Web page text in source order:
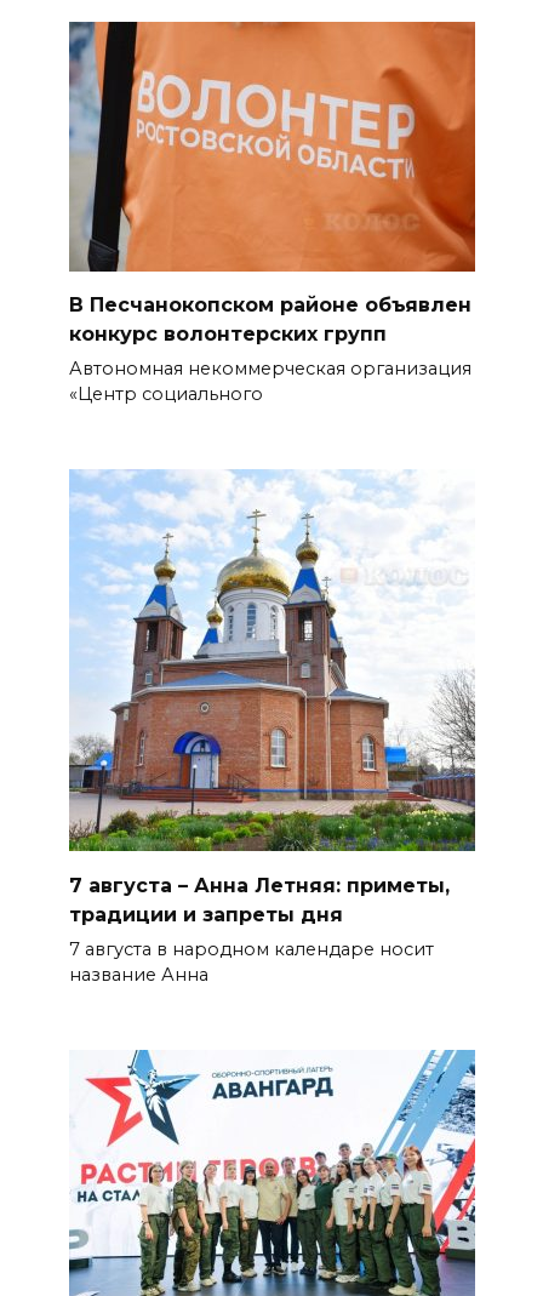
Сотни БПЛА подавили над
территориями РФ за ночь
07 августа 2026 08:33
Мужчина утонул на озере в
Ростове
Жара не отступает от Ростова
07 августа 2026 07:15
Ростовской области сбили 20
БПЛА
06 августа 2026 23:00
Угостите странников и
послушайте их рассказы:
приметы на 7 августа
06 августа 2026 22:32
В Ростове ликвидируют
подвальные котельные и
обновят теплосети
06 августа 2026 21:18
Вся акватория в цветах:
БОЛЬШЕ НОВОСТЕЙ
В Песчанокопском районе объявлен
конкурс волонтерских групп
Автономная некоммерческая организация
«Центр социального
7 августа – Анна Летняя: приметы,
традиции и запреты дня
7 августа в народном календаре носит
название Анна